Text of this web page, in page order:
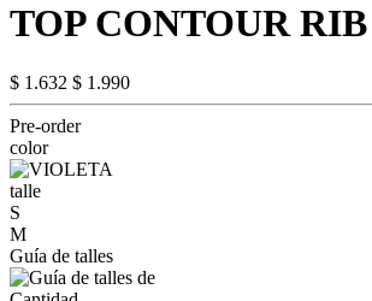
TOP CONTOUR RIB
$ 1.632 $ 1.990
Pre-order
color
talle
S
M
Guía de talles